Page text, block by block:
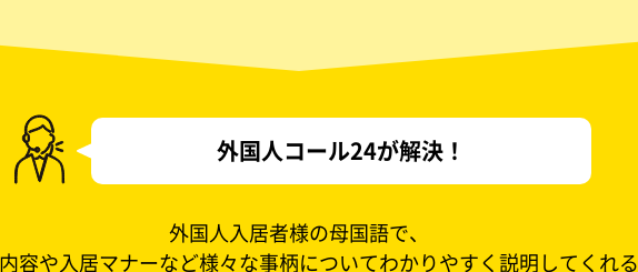
外国人コール24が解決！
外国人入居者様の母国語で、
容や入居マナーなど様々な事柄についてわかりやすく説明してくれる